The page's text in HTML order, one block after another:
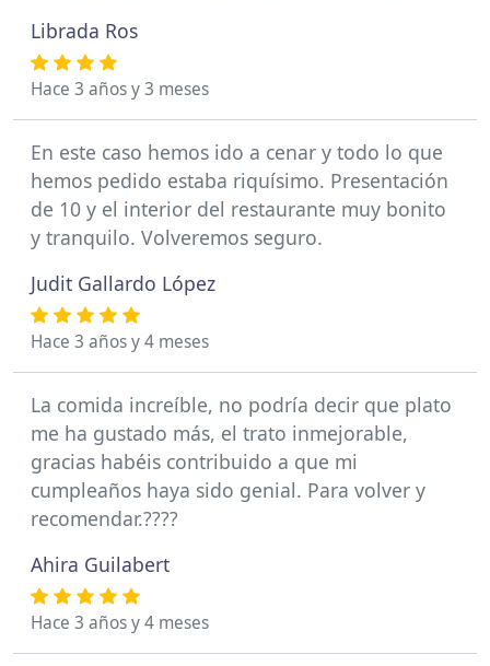
Librada Ros
Hace 3 años y 3 meses
En este caso hemos ido a cenar y todo lo que
hemos pedido estaba riquísimo. Presentación
de 10 y el interior del restaurante muy bonito
y tranquilo. Volveremos seguro.
Judit Gallardo López
Hace 3 años y 4 meses
La comida increíble, no podría decir que plato
me ha gustado más, el trato inmejorable,
gracias habéis contribuido a que mi
cumpleaños haya sido genial. Para volver y
recomendar.????
Ahira Guilabert
Hace 3 años y 4 meses